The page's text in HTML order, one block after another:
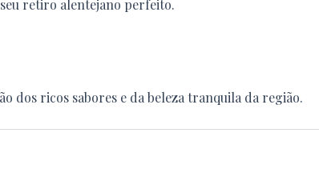
retiro alentejano perfeito.
dos ricos sabores e da beleza tranquila da região.